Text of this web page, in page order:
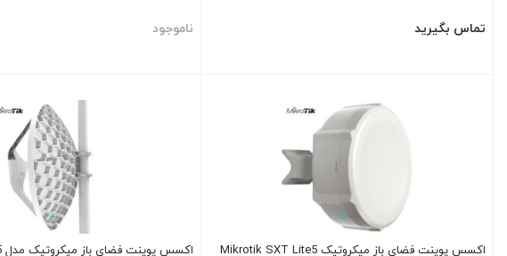
تماس بگیرید ناموجود
اکسس پوینت فضای باز میکروتیک Mikrotik SXT Lite5 اکسس پوینت فضای باز میکروتیک مدل Mikrotik LHG5